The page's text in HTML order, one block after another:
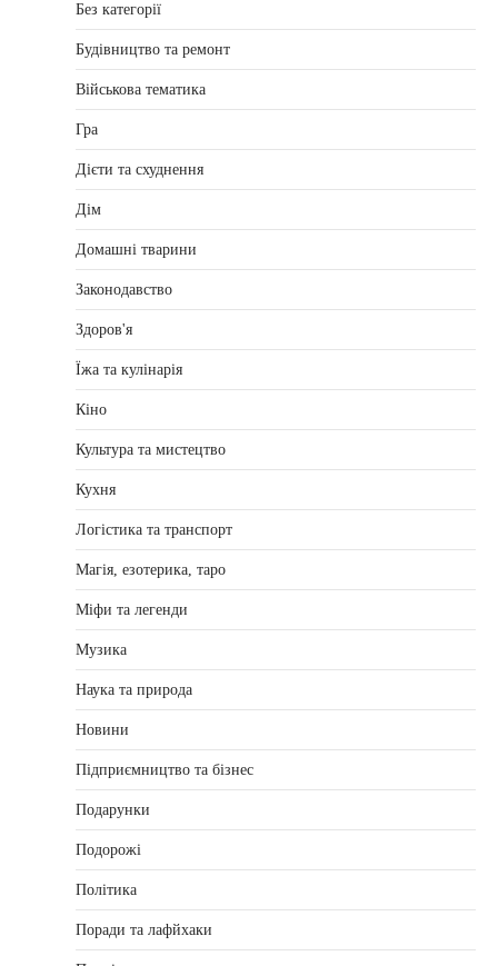
Без категорії
Будівництво та ремонт
Військова тематика
Гра
Дієти та схуднення
Дім
Домашні тварини
Законодавство
Здоров'я
Їжа та кулінарія
Кіно
Культура та мистецтво
Кухня
Логістика та транспорт
Магія, езотерика, таро
Міфи та легенди
Музика
Наука та природа
Новини
Підприємництво та бізнес
Подарунки
Подорожі
Політика
Поради та лафйхаки